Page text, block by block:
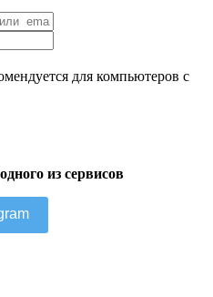
для компьютеров с
из сервисов